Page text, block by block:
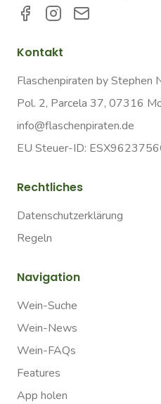
Kontakt
Flaschenpiraten by Stephen
Pol. 2, Parcela 37, 07316
info@flaschenpiraten.de
EU Steuer-ID:
Rechtliches
Datenschutzerklärung
Regeln
Navigation
Wein-Suche
Wein-News
Wein-FAQs
Features
App holen